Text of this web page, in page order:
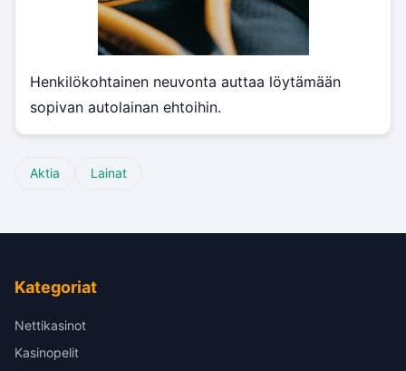
Henkilökohtainen neuvonta auttaa löytämään
sopivan autolainan ehtoihin.
Aktia Lainat
Kategoriat
Nettikasinot
Kasinopelit